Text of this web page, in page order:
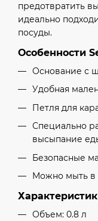
предотвратить
идеально
посуды.
Особенности
Основание с
Удобная
Петля для
Специально
высыпание
Безопасные
Можно мыть в
Объем: 0.8 л